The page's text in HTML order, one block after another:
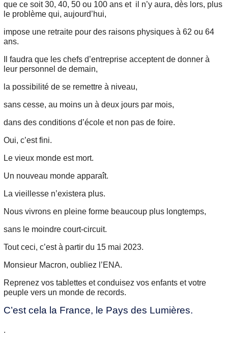
que ce soit 30, 40, 50 ou 100 ans et il n’y aura, dès lors, plus
le problème qui, aujourd’hui,
impose une retraite pour des raisons physiques à 62 ou 64
ans.
Il faudra que les chefs d’entreprise acceptent de donner à
leur personnel de demain,
la possibilité de se remettre à niveau,
sans cesse, au moins un à deux jours par mois,
dans des conditions d’école et non pas de foire.
Oui, c’est fini.
Le vieux monde est mort.
Un nouveau monde apparaît.
La vieillesse n’existera plus.
Nous vivrons en pleine forme beaucoup plus longtemps,
sans le moindre court-circuit.
Tout ceci, c’est à partir du 15 mai 2023.
Monsieur Macron, oubliez l’ENA.
Reprenez vos tablettes et conduisez vos enfants et votre
peuple vers un monde de records.
C’est cela la France, le Pays des Lumières.
.